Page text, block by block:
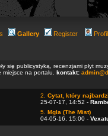
Gallery Register
się publicystyką, recenzjami płyt
miejsce na portalu. kontakt:
2. Cytat, który
25-07-17, 14:52 -
5. Mgla (The Mist)
04-05-16, 15:00 -